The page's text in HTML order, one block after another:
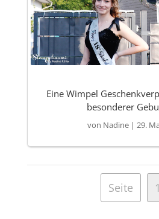
Eine Wimpel
besonderer
von Nadine| 29.
Seite 1